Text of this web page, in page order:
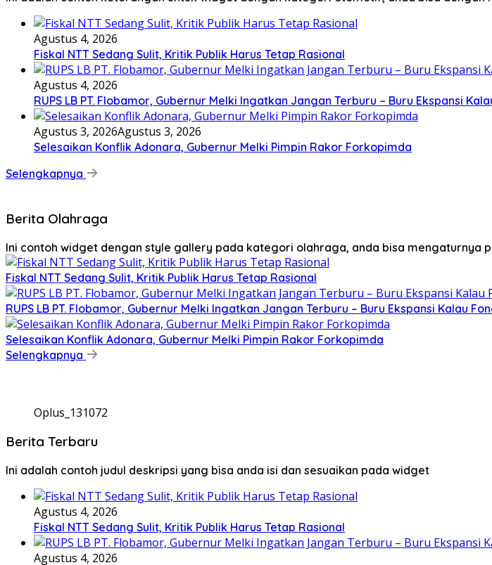
Agustus 4, 2026
Fiskal NTT Sedang Sulit, Kritik Publik Harus Tetap Rasional
Agustus 4, 2026
RUPS LB PT. Flobamor, Gubernur Melki Ingatkan Jangan Terburu – Buru Ekspansi
Agustus 3, 2026Agustus 3, 2026
Selesaikan Konflik Adonara, Gubernur Melki Pimpin Rakor Forkopimda
Selengkapnya
Berita Olahraga
Ini contoh widget dengan style gallery pada kategori olahraga, anda bisa mengaturnya
Fiskal NTT Sedang Sulit, Kritik Publik Harus Tetap Rasional
RUPS LB PT. Flobamor, Gubernur Melki Ingatkan Jangan Terburu – Buru Ekspansi Kalau
Selesaikan Konflik Adonara, Gubernur Melki Pimpin Rakor Forkopimda
Selengkapnya
Oplus_131072
Berita Terbaru
Ini adalah contoh judul deskripsi yang bisa anda isi dan sesuaikan pada widget
Agustus 4, 2026
Fiskal NTT Sedang Sulit, Kritik Publik Harus Tetap Rasional
Agustus 4, 2026